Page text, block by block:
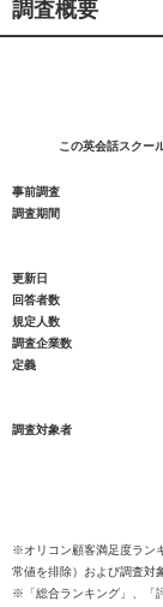
調査概要
この英会話スクー
事前調査
調査期間
更新日
回答者数
規定人数
調査企業数
定義
調査対象者
※オリコン顧客満足度ラン
常値を排除）および調査対
※「総合ランキング」、「